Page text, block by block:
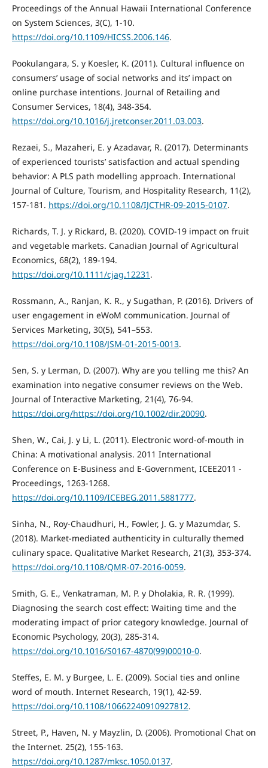
Proceedings of the Annual Hawaii International Conference
on System Sciences, 3(C), 1-10.
https://doi.org/10.1109/HICSS.2006.146.
Pookulangara, S. y Koesler, K. (2011). Cultural influence on
consumers’ usage of social networks and its’ impact on
online purchase intentions. Journal of Retailing and
Consumer Services, 18(4), 348-354.
https://doi.org/10.1016/j.jretconser.2011.03.003.
Rezaei, S., Mazaheri, E. y Azadavar, R. (2017). Determinants
of experienced tourists’ satisfaction and actual spending
behavior: A PLS path modelling approach. International
Journal of Culture, Tourism, and Hospitality Research, 11(2),
157-181. https://doi.org/10.1108/IJCTHR-09-2015-0107.
Richards, T. J. y Rickard, B. (2020). COVID-19 impact on fruit
and vegetable markets. Canadian Journal of Agricultural
Economics, 68(2), 189-194.
https://doi.org/10.1111/cjag.12231 .
Rossmann, A., Ranjan, K. R., y Sugathan, P. (2016). Drivers of
user engagement in eWoM communication. Journal of
Services Marketing, 30(5), 541–553.
https://doi.org/10.1108/JSM-01-2015-0013.
Sen, S. y Lerman, D. (2007). Why are you telling me this? An
examination into negative consumer reviews on the Web.
Journal of Interactive Marketing, 21(4), 76-94.
https://doi.org/https://doi.org/10.1002/dir.20090.
Shen, W., Cai, J. y Li, L. (2011). Electronic word-of-mouth in
China: A motivational analysis. 2011 International
Conference on E-Business and E-Government, ICEE2011 -
Proceedings, 1263-1268.
https://doi.org/10.1109/ICEBEG.2011.5881777.
Sinha, N., Roy-Chaudhuri, H., Fowler, J. G. y Mazumdar, S.
(2018). Market-mediated authenticity in culturally themed
culinary space. Qualitative Market Research, 21(3), 353-374.
https://doi.org/10.1108/QMR-07-2016-0059.
Smith, G. E., Venkatraman, M. P. y Dholakia, R. R. (1999).
Diagnosing the search cost effect: Waiting time and the
moderating impact of prior category knowledge. Journal of
Economic Psychology, 20(3), 285-314.
https://doi.org/10.1016/S0167-4870(99)00010-0.
Steffes, E. M. y Burgee, L. E. (2009). Social ties and online
word of mouth. Internet Research, 19(1), 42-59.
https://doi.org/10.1108/10662240910927812.
Street, P., Haven, N. y Mayzlin, D. (2006). Promotional Chat on
the Internet. 25(2), 155-163.
https://doi.org/10.1287/mksc.1050.0137.